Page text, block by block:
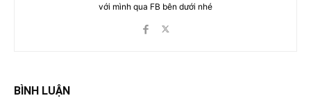
với mình qua FB bên dưới nhé
BÌNH LUẬN